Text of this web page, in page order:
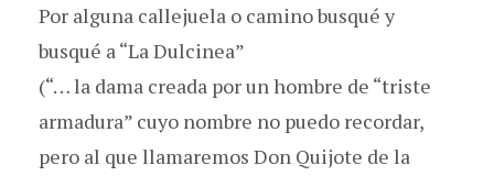
Por alguna callejuela o camino busqué y
busqué a “La Dulcinea”
(“… la dama creada por un hombre de “triste
armadura” cuyo nombre no puedo recordar,
pero al que llamaremos Don Quijote de la